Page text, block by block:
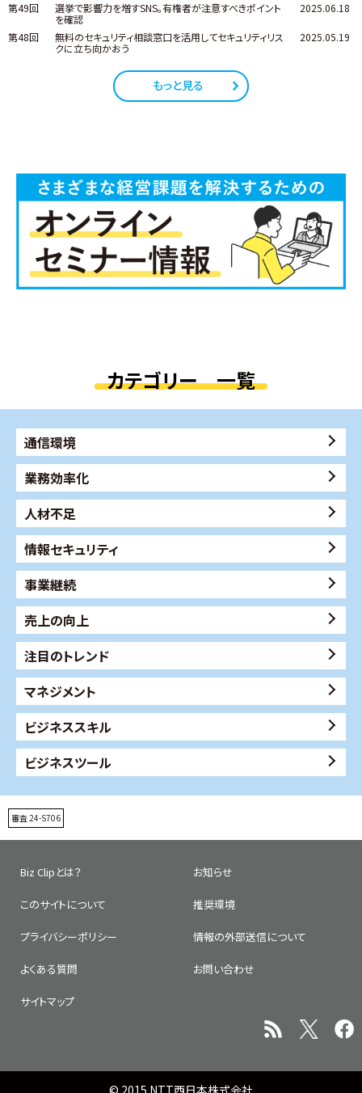
第49回
選挙で影響力を増すSNS。有権者が注意すべきポイント
を確認
2025.06.18
第48回
無料のセキュリティ相談窓口を活用してセキュリティリス
クに立ち向かおう
2025.05.19
もっと見る
カテゴリー 一覧
通信環境
業務効率化
人材不足
情報セキュリティ
事業継続
売上の向上
注目のトレンド
マネジメント
ビジネススキル
ビジネスツール
審査 24-S706
Biz Clipとは？ お知らせ
このサイトについて 推奨環境
プライバシーポリシー 情報の外部送信について
よくある質問 お問い合わせ
サイトマップ
© 2015 NTT西日本株式会社